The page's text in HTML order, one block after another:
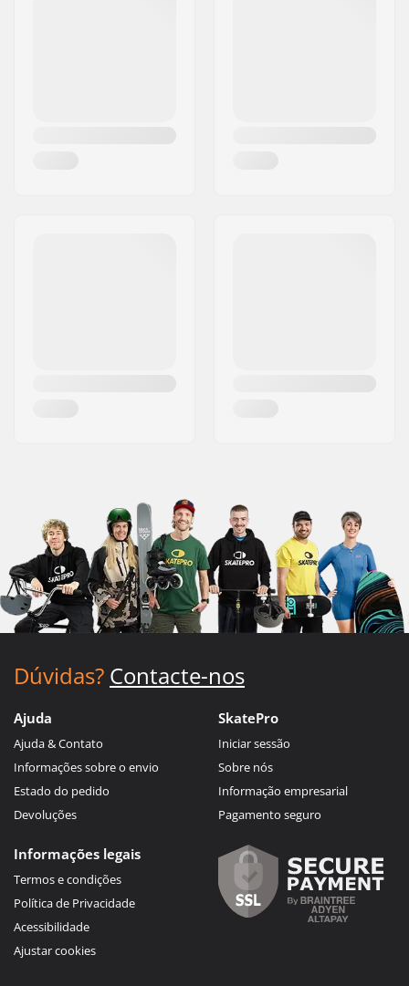
Dúvidas? Contacte-nos
Ajuda
Ajuda & Contato
Informações sobre o envio
Estado do pedido
Devoluções
SkatePro
Iniciar sessão
Sobre nós
Informação empresarial
Pagamento seguro
Informações legais
Termos e condições
Política de Privacidade
Acessibilidade
Ajustar cookies